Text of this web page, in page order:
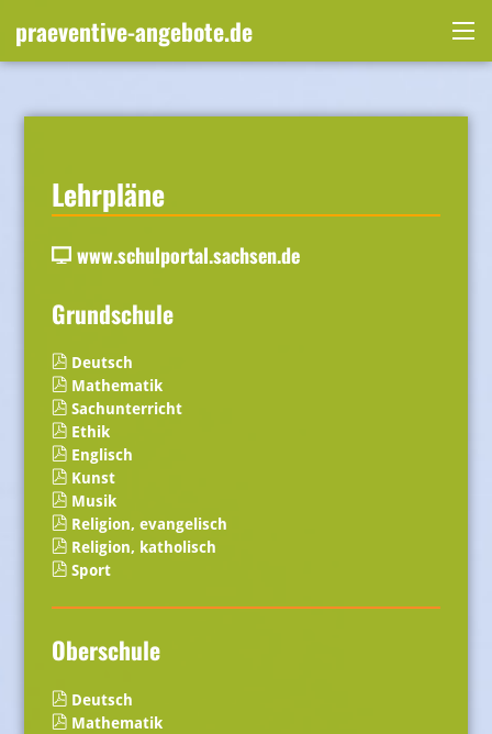
praeventive-angebote.de
Lehrpläne
www.schulportal.sachsen.de
Grundschule
Deutsch
Mathematik
Sachunterricht
Ethik
Englisch
Kunst
Musik
Religion, evangelisch
Religion, katholisch
Sport
Oberschule
Deutsch
Mathematik